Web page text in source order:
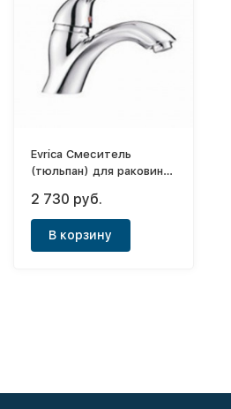
Evrica Смеситель
(тюльпан) для раковины,
2 730 руб.
В корзину